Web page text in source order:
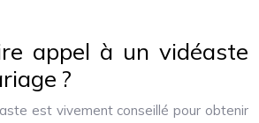
appel à un vidéaste
?
est vivement conseillé pour obtenir